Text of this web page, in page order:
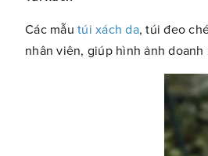
Các mẫu túi xách da, túi đeo
nhân viên, giúp hình ảnh